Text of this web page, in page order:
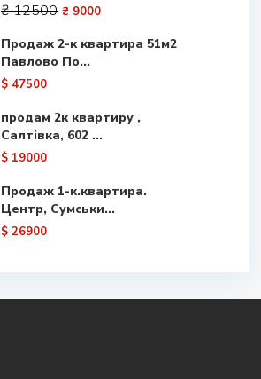
₴ 12500 ₴ 9000
Продаж 2-к квартира 51м2
Павлово По...
$ 47500
продам 2к квартиру ,
Салтівка, 602 ...
$ 19000
Продаж 1-к.квартира.
Центр, Сумськи...
$ 26900